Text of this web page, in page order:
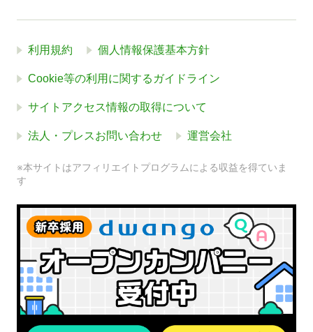
利用規約 個人情報保護基本方針
Cookie等の利用に関するガイドライン
サイトアクセス情報の取得について
法人・プレスお問い合わせ 運営会社
※本サイトはアフィリエイトプログラムによる収益を得ていま
す